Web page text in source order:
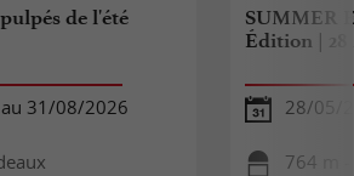
de l'été
31/08/2026
SUMMER
Édition | 28
28/05/
764 m